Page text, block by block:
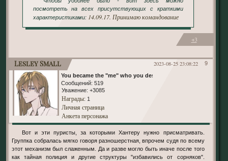
посмотреть на всех присутствующих с краткими
характеристиками: 14.09.17. Принимаю командование
+3
9
2023-08-25 23:08:22
Lesley Small
You became the "me" who you despised
Сообщений: 519
Уважение: +3085
Награды: 1
Личная страница
Анкета персонажа
Вот и эти пуристы, за которыми Хантеру нужно присматривать.
Группка собралась мягко говоря разношерстная, впрочем судя по всему
этот механизм был слаженным. Да и разве могло быть иначе после того
как тайная полиция и другие структуры "избавились от сорняков".